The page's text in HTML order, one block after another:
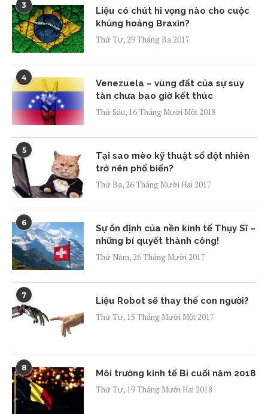
3
Liệu có chút hi vọng nào cho cuộc
khủng hoảng Braxin?
Thứ Tư, 29 Tháng Ba 2017
4
Venezuela – vùng đất của sự suy
tàn chưa bao giờ kết thúc
Thứ Sáu, 16 Tháng Mười Một 2018
5
Tại sao mèo kỹ thuật số đột nhiên
trở nên phổ biến?
Thứ Ba, 26 Tháng Mười Hai 2017
6
Sự ổn định của nền kinh tế Thụy Sĩ –
những bí quyết thành công!
Thứ Năm, 26 Tháng Mười 2017
7
Liệu Robot sẽ thay thế con người?
Thứ Tư, 15 Tháng Mười Một 2017
8
Môi trường kinh tế Bỉ cuối năm 2018
Thứ Tư, 19 Tháng Mười Hai 2018